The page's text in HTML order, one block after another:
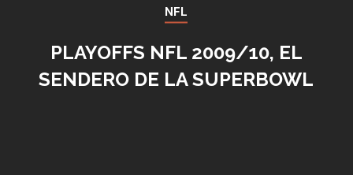
NFL
PLAYOFFS NFL 2009/10, EL
SENDERO DE LA SUPERBOWL